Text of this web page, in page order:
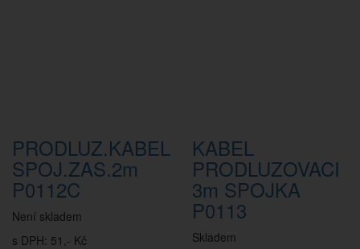
PRODLUZ.KABEL
SPOJ.ZAS.2m
P0112C
Není skladem
s DPH: 51,- Kč
KABEL
PRODLUZOVACI
3m SPOJKA
P0113
Skladem